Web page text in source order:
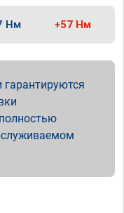
Нм +57 Нм